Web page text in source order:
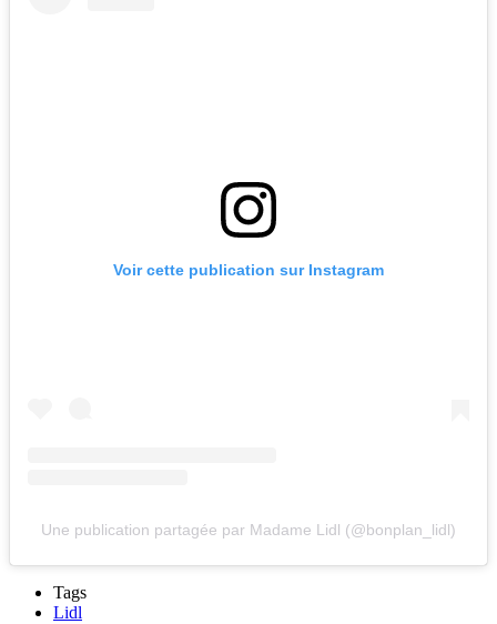
Voir cette publication sur Instagram
Une publication partagée par Madame Lidl (@bonplan_lidl)
Tags
Lidl